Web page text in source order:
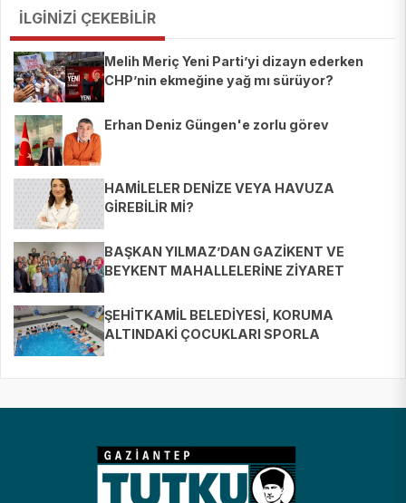
İLGİNİZİ ÇEKEBİLİR
Melih Meriç Yeni Parti’yi dizayn ederken
CHP’nin ekmeğine yağ mı sürüyor?
Erhan Deniz Güngen'e zorlu görev
HAMİLELER DENİZE VEYA HAVUZA
GİREBİLİR Mİ?
BAŞKAN YILMAZ’DAN GAZİKENT VE
BEYKENT MAHALLELERİNE ZİYARET
ŞEHİTKAMİL BELEDİYESİ, KORUMA
ALTINDAKİ ÇOCUKLARI SPORLA